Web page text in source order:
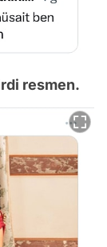
resmen.